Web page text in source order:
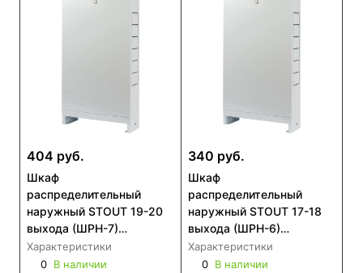
404 руб.
Шкаф
распределительный
наружный STOUT 19-20
выхода (ШРН-7)
651х120х1304 (SCC-
0001-001920)
Характеристики
0 В наличии
340 руб.
Шкаф
распределительный
наружный STOUT 17-18
выхода (ШРН-6)
651х120х1154 (SCC-0001-
001718)
Характеристики
0 В наличии